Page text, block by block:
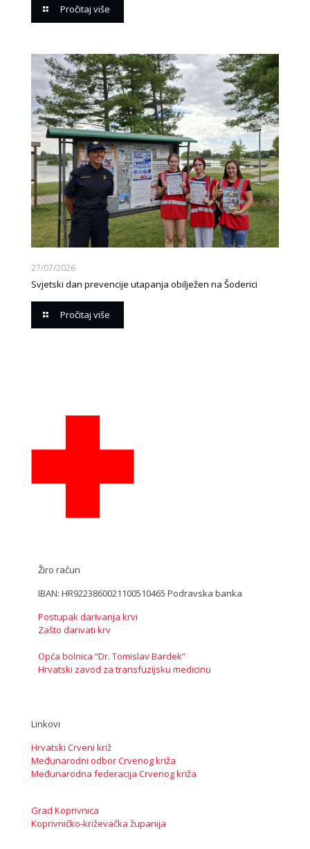
Pročitaj više
27/07/2026
Svjetski dan prevencije utapanja obilježen na Šoderici
Pročitaj više
Žiro račun
IBAN: HR9223860021100510465 Podravska banka
Postupak darivanja krvi
Zašto darivati krv
Opća bolnica “Dr. Tomislav Bardek”
Hrvatski zavod za transfuzijsku medicinu
Linkovi
Hrvatski Crveni križ
Međunarodni odbor Crvenog križa
Međunarodna federacija Crvenog križa
Grad Koprivnica
Koprivničko-križevačka županija